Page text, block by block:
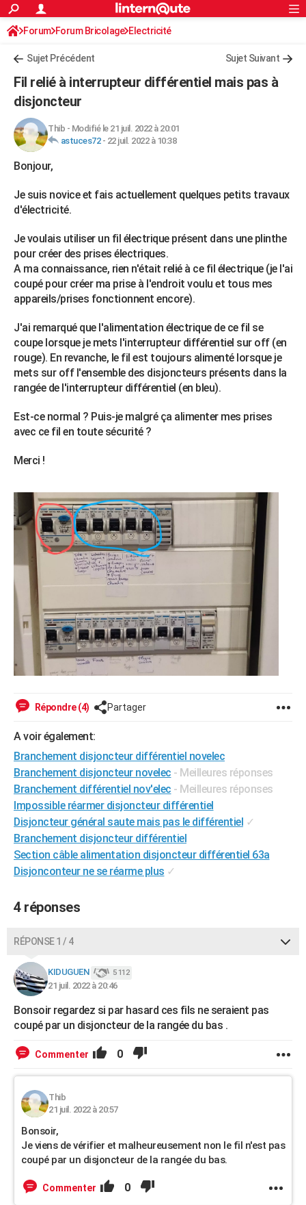
ACTUALITÉS
Politique
Société
Faits Divers
Education
Monde
Villes
+
Programme TV
TNTStreaming
Cinéma
Sorties cinéma
Musique
FINANCE
Retraite
Impôts
Epargne
Immobilier
Risques naturels par ville
Banque
Assurance
Crédit
AUTO
Essais
Réserver un essai
Citadines
Berlines
SUV
Forum auto
HIGH-TECH
Forum
Aménagement intérieur
Extérieur
Cuisine
Salle de bains
Jardinage
Rangement
WEEK-END
Guides de France
Escapades
Patrimoine
Expositions
Musées
Week-end nature
LIFESTYLE
Art de vivre
Bien-être
Loisirs
Mode
Modes de vie
SANTE
Alimentation
Guide de la santé
Maladies
Médicaments
Sommeil
VOYAGE
PHOTO
GUIDES D'ACHAT
BONS PLANS
Carte de Noël
Carte Bonne année
Carte Saint-Valentin
Carte Pâques
Carte d'anniversaire
DICTIONNAIRE
Dictionnaire
Biographies
Citations
Expressions
Proverbes
PROGRAMME TV
S'inscrire
Se connecter
Lycées
Collèges
Primaires
Universités
Entreprises
Service militaire
Avis de recherche
AVIS DE DÉCÈS
FORUM
Bricolage
Lifestyle
Culture
Auto
Television
Voyage
Cinema
S'inscrire
Connexion
Forum Forum Bricolage Electricité
Sujet Précédent Sujet Suivant
Fil relié à interrupteur différentiel mais pas à
disjoncteur
Thib - Modifié le 21 juil. 2022 à 20:01
astuces72- 22 juil. 2022 à 10:38
Bonjour,
Je suis novice et fais actuellement quelques petits travaux
d'électricité.
Je voulais utiliser un fil électrique présent dans une plinthe
pour créer des prises électriques.
A ma connaissance, rien n'était relié à ce fil électrique (je l'ai
coupé pour créer ma prise à l'endroit voulu et tous mes
appareils/prises fonctionnent encore).
J'ai remarqué que l'alimentation électrique de ce fil se
coupe lorsque je mets l'interrupteur différentiel sur off (en
rouge). En revanche, le fil est toujours alimenté lorsque je
mets sur off l'ensemble des disjoncteurs présents dans la
rangée de l'interrupteur différentiel (en bleu).
Est-ce normal ? Puis-je malgré ça alimenter mes prises
avec ce fil en toute sécurité ?
Merci !
Répondre (4) Partager
A voir également:
Branchement disjoncteur différentiel novelec
Branchement disjoncteur novelec - Meilleures réponses
Branchement différentiel nov'elec - Meilleures réponses
Impossible réarmer disjoncteur différentiel
Disjoncteur général saute mais pas le différentiel ✓
Branchement disjoncteur différentiel
Section câble alimentation disjoncteur différentiel 63a
Disjonconteur ne se réarme plus ✓
4 réponses
RÉPONSE 1 / 4
KIDUGUEN 5 112
21 juil. 2022 à 20:46
Bonsoir regardez si par hasard ces fils ne seraient pas
coupé par un disjoncteur de la rangée du bas .
Commenter 0
Thib
21 juil. 2022 à 20:57
Bonsoir,
Je viens de vérifier et malheureusement non le fil n'est pas
coupé par un disjoncteur de la rangée du bas.
Commenter 0